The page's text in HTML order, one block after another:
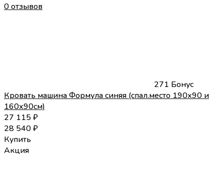
0 отзывов
271 Бонус
Кровать машина Формула синяя (спал.место 190х90 и
160х90см)
27 115₽
28 540₽
Купить
Акция